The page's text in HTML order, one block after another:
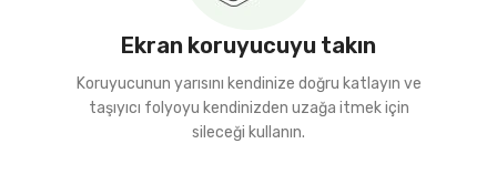
Ekran koruyucuyu takın
Koruyucunun yarısını kendinize doğru katlayın ve
taşıyıcı folyoyu kendinizden uzağa itmek için
sileceği kullanın.